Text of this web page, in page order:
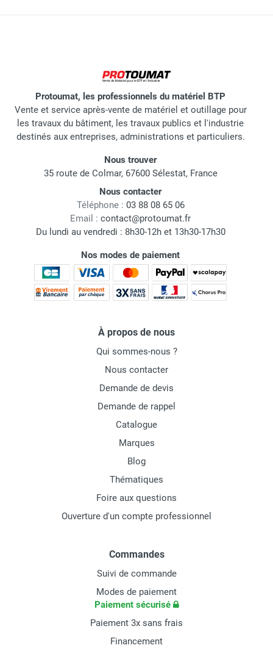
Protoumat, les professionnels du matériel BTP
Vente et service après-vente de matériel et outillage pour
les travaux du bâtiment, les travaux publics et l'industrie
destinés aux entreprises, administrations et particuliers.
Nous trouver
35 route de Colmar, 67600 Sélestat, France
Nous contacter
Téléphone : 03 88 08 65 06
Email : contact@protoumat.fr
Du lundi au vendredi : 8h30-12h et 13h30-17h30
Nos modes de paiement
À propos de nous
Qui sommes-nous ?
Nous contacter
Demande de devis
Demande de rappel
Catalogue
Marques
Blog
Thématiques
Foire aux questions
Ouverture d'un compte professionnel
Commandes
Suivi de commande
Modes de paiement
Paiement sécurisé
Paiement 3x sans frais
Financement